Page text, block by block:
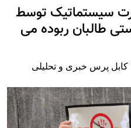
سیستماتیک توسط
طالبان ربوده می
کابل پرس خبری و تحلیلی